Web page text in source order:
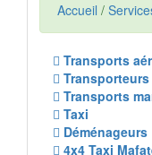
Accueil /
Transports
Transports
Taxi
Déménageurs
4x4 Taxi